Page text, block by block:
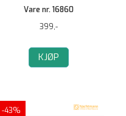
Vare nr. 16860
399,-
KJØP
-43%